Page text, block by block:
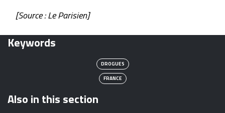
[Source : Le Parisien]
Keywords
DROGUES
FRANCE
Also in this section